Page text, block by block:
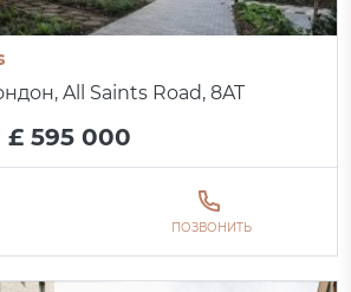
All Saints Road, 8AT
595 000
ПОЗВОНИТЬ